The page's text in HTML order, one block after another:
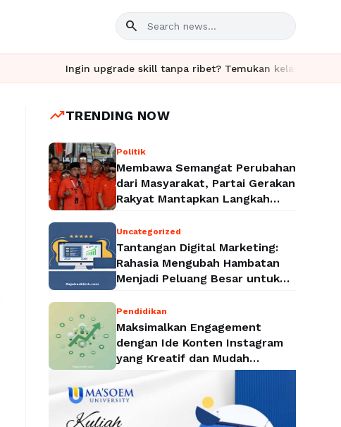
search
Ingin upgrade skill tanpa ribet? Temukan kelas seru dan materi
trending_upTRENDING NOW
Politik
Membawa Semangat Perubahan
dari Masyarakat, Partai Gerakan
Rakyat Mantapkan Langkah
Nasional
Uncategorized
Tantangan Digital Marketing:
Rahasia Mengubah Hambatan
Menjadi Peluang Besar untuk
Pendidikan
Maksimalkan Engagement
dengan Ide Konten Instagram
yang Kreatif dan Mudah